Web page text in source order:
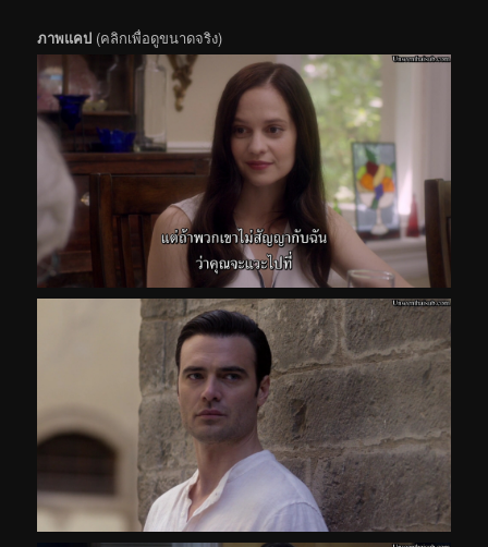
ภาพแคป (คลิกเพื่อดูขนาดจริง)